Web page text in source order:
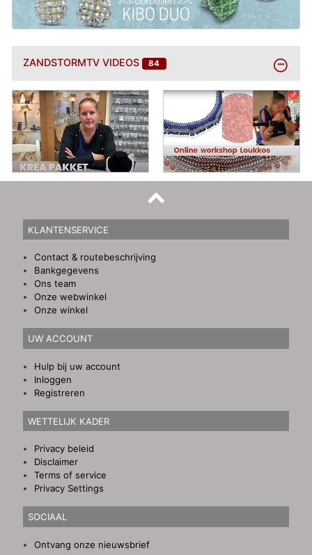
ZANDSTORMTV VIDEOS 84
BEKIJK
MEER
KLANTENSERVICE
Contact & routebeschrijving
Bankgegevens
Ons team
Onze webwinkel
Onze winkel
UW ACCOUNT
Hulp bij uw account
Inloggen
Registreren
WETTELIJK KADER
Privacy beleid
Disclaimer
Terms of service
Privacy Settings
SOCIAAL
Ontvang onze nieuwsbrief